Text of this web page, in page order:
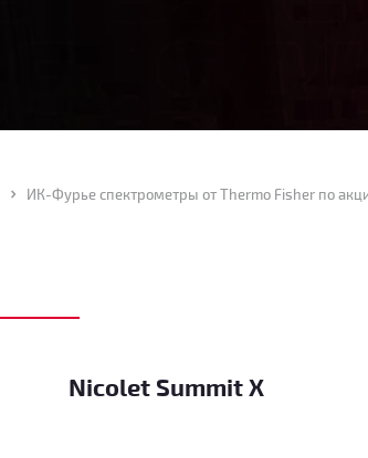
ИК-Фурье спектрометры от Thermo Fisher по
Nicolet Summit X